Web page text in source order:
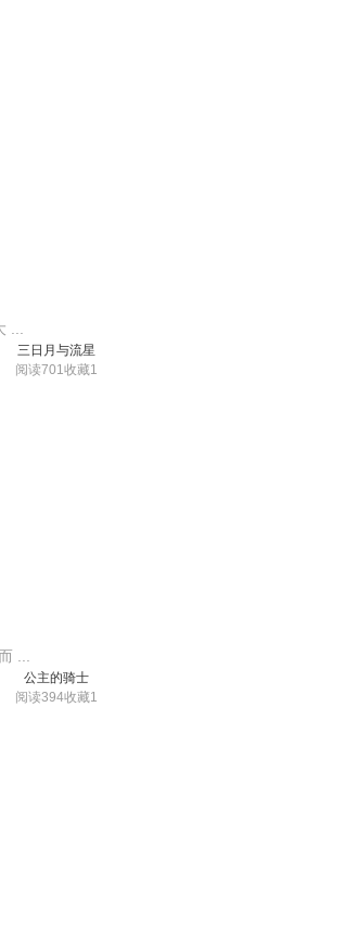
...
三日月与流星
阅读701 收藏1
...
公主的骑士
阅读394收藏1